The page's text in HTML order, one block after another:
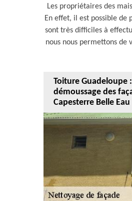
Les propriétaires des
En effet, il est possible de
sont très difficiles à
nous nous permettons de
Toiture Guadeloupe
démoussage des
Capesterre Belle Eau